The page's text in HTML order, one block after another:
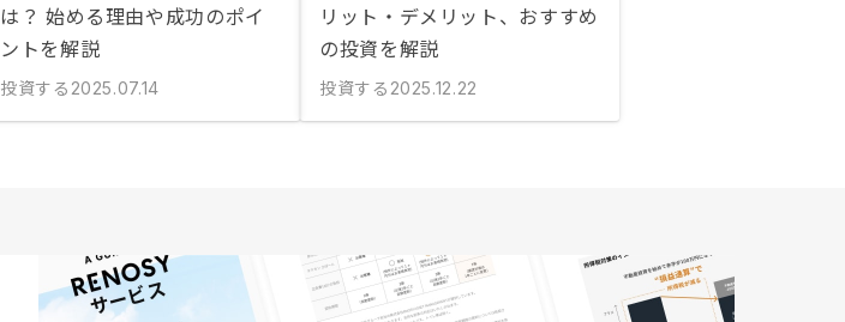
は？ 始める理由や成功のポイ
ントを解説
投資する 2025.07.14
リット・デメリット、おすすめ
の投資を解説
投資する 2025.12.22